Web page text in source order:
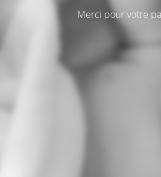
Merci pour votre